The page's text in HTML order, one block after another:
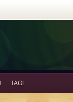
TAGI